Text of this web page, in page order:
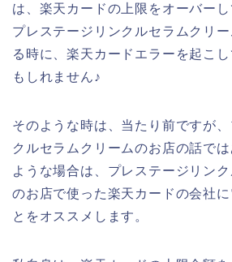
は、楽天カードの上限をオーバー
プレステージリンクルセラムクリ
る時に、楽天カードエラーを起こ
もしれません♪
そのような時は、当たり前ですが
クルセラムクリームのお店の話で
ような場合は、プレステージリン
のお店で使った楽天カードの会社
とをオススメします。